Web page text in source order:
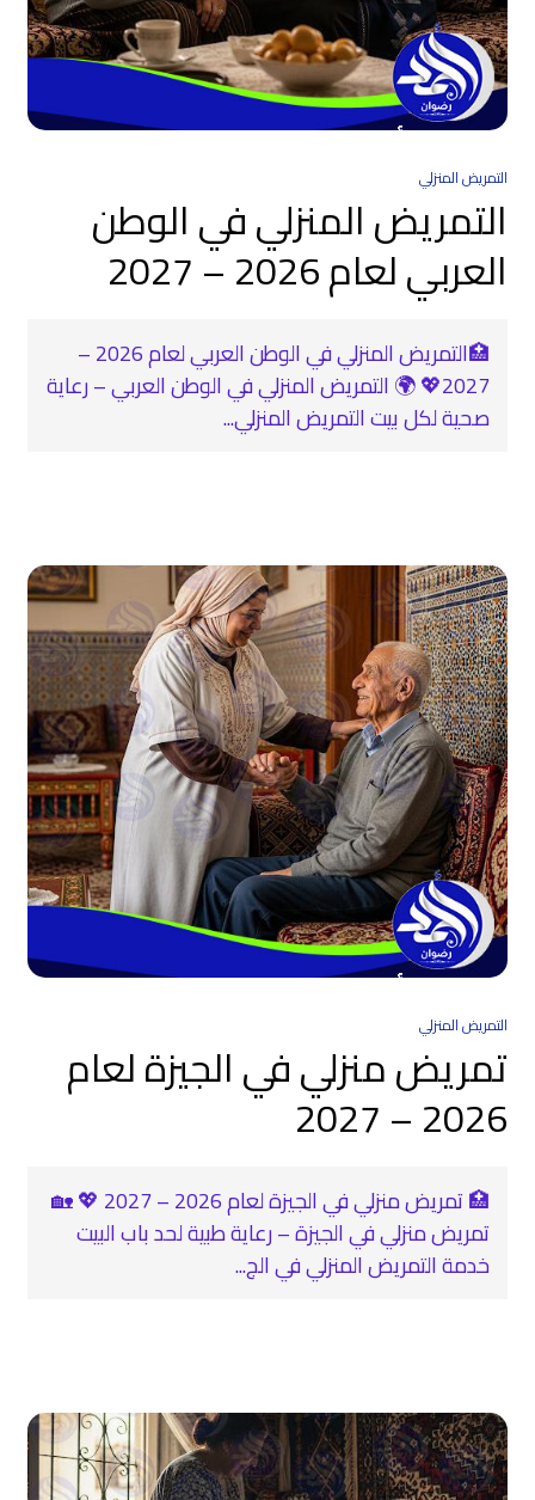
التمريض المنزلي
التمريض المنزلي في الوطن
العربي لعام 2026 – 2027
🏥التمريض المنزلي في الوطن العربي لعام 2026 –
2027💖 🌍 التمريض المنزلي في الوطن العربي – رعاية
صحية لكل بيت التمريض المنزلي...
التمريض المنزلي
تمريض منزلي في الجيزة لعام
2026 – 2027
🏥 تمريض منزلي في الجيزة لعام 2026 – 2027 💖 🏡
تمريض منزلي في الجيزة – رعاية طبية لحد باب البيت
خدمة التمريض المنزلي في الج...